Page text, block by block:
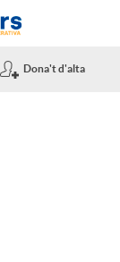
Dona't d'alta